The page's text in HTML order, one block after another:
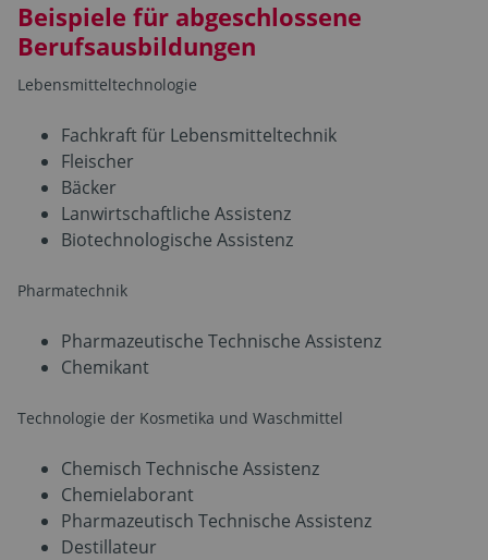
Beispiele für abgeschlossene
Berufsausbildungen
Lebensmitteltechnologie
Fachkraft für Lebensmitteltechnik
Fleischer
Bäcker
Lanwirtschaftliche Assistenz
Biotechnologische Assistenz
Pharmatechnik
Pharmazeutische Technische Assistenz
Chemikant
Technologie der Kosmetika und Waschmittel
Chemisch Technische Assistenz
Chemielaborant
Pharmazeutisch Technische Assistenz
Destillateur